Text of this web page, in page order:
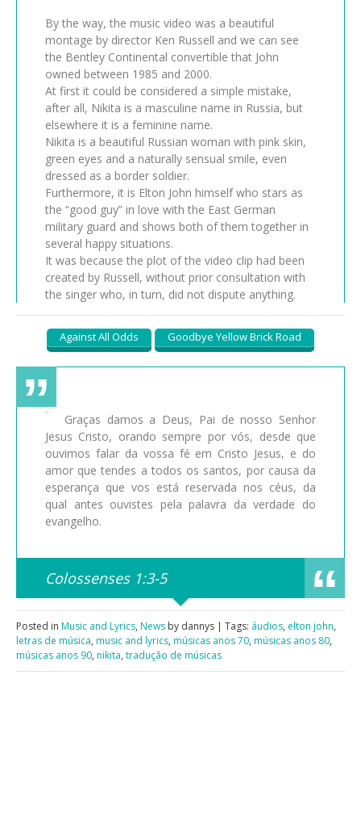
By the way, the music video was a beautiful
montage by director Ken Russell and we can see
the Bentley Continental convertible that John
owned between 1985 and 2000.
At first it could be considered a simple mistake,
after all, Nikita is a masculine name in Russia, but
elsewhere it is a feminine name.
Nikita is a beautiful Russian woman with pink skin,
green eyes and a naturally sensual smile, even
dressed as a border soldier.
Furthermore, it is Elton John himself who stars as
the “good guy” in love with the East German
military guard and shows both of them together in
several happy situations.
It was because the plot of the video clip had been
created by Russell, without prior consultation with
the singer who, in turn, did not dispute anything.
Against All Odds Goodbye Yellow Brick Road
Graças damos a Deus, Pai de nosso Senhor
Jesus Cristo, orando sempre por vós, desde que
ouvimos falar da vossa fé em Cristo Jesus, e do
amor que tendes a todos os santos, por causa da
esperança que vos está reservada nos céus, da
qual antes ouvistes pela palavra da verdade do
evangelho.
Colossenses 1:3-5
Posted in Music and Lyrics, News by dannys | Tags: áudios, elton john,
letras de música, music and lyrics, músicas anos 70, músicas anos 80,
músicas anos 90, nikita, tradução de músicas